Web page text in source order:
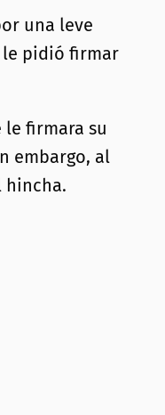
una leve
le pidió firmar
firmara su
embargo, al
hincha.